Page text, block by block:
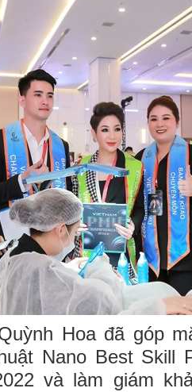
Hoa đã góp
Nano Best Skill
và làm giám